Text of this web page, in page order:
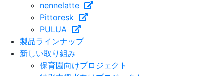
nennelatte
Pittoresk
PULUA
製品ラインナップ
新しい取り組み
保育園向けプロジェクト